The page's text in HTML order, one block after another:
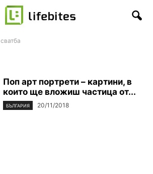
сватба
Поп арт портрети – картини, в
които ще вложиш частица от...
БЪЛГАРИЯ 20/11/2018